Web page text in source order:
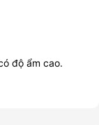
độ ẩm cao.